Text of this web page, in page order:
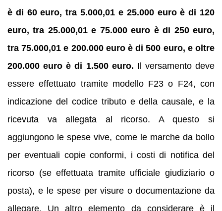
è di 60 euro, tra 5.000,01 e 25.000 euro è di 120
euro, tra 25.000,01 e 75.000 euro è di 250 euro,
tra 75.000,01 e 200.000 euro è di 500 euro, e oltre
200.000 euro è di 1.500 euro. Il versamento deve
essere effettuato tramite modello F23 o F24, con
indicazione del codice tributo e della causale, e la
ricevuta va allegata al ricorso. A questo si
aggiungono le spese vive, come le marche da bollo
per eventuali copie conformi, i costi di notifica del
ricorso (se effettuata tramite ufficiale giudiziario o
posta), e le spese per visure o documentazione da
allegare. Un altro elemento da considerare è il